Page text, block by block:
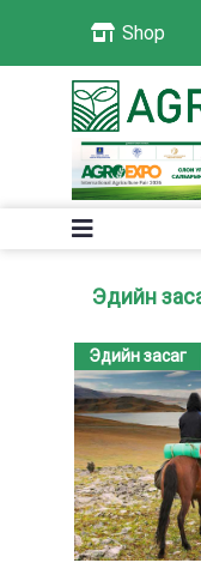
Shop
Эдийн
Эдийн засаг